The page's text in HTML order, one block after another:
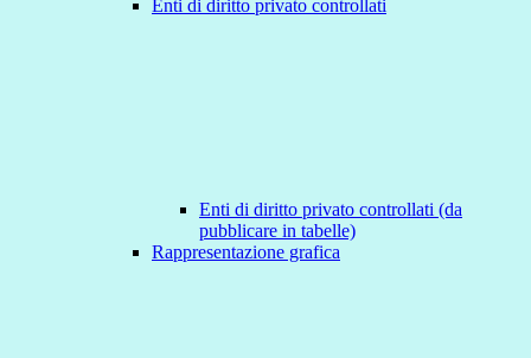
Enti di diritto privato controllati
Enti di diritto privato controllati (da
pubblicare in tabelle)
Rappresentazione grafica